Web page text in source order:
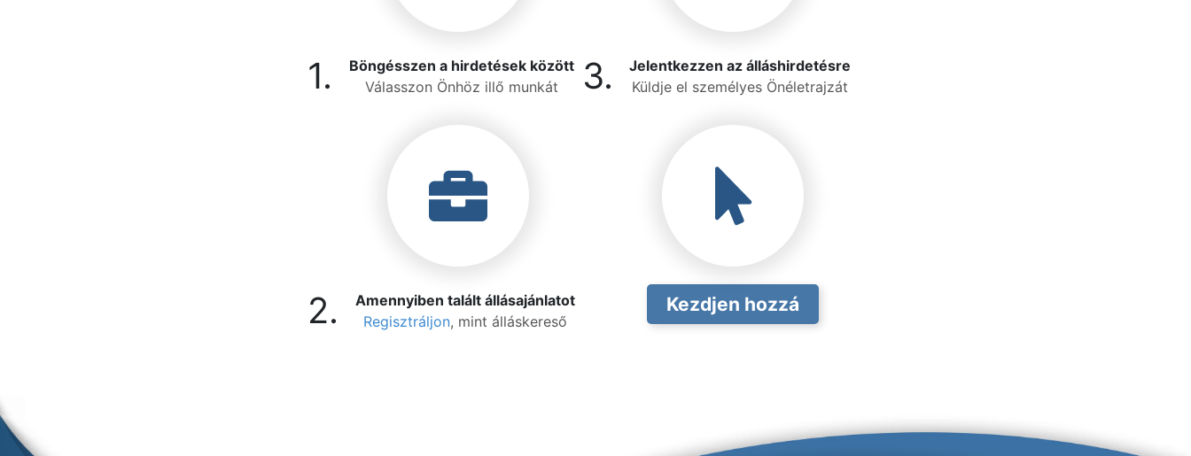
1.
Böngésszen a hirdetések között
Válasszon Önhöz illő munkát
2.
Amennyiben talált állásajánlatot
Regisztráljon, mint álláskereső
3.
Jelentkezzen az álláshirdetésre
Küldje el személyes Önéletrajzát
Kezdjen hozzá